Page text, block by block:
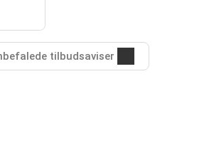
tilbudsaviser